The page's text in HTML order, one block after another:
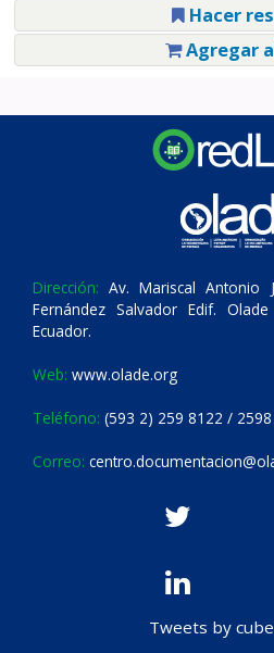
Hacer
Agregar
Dirección: Av. Mariscal Antonio
Fernández Salvador Edif.
Ecuador.
Web: www.olade.org
Teléfono: (593 2) 259 8122 /
Correo:
Tweets by